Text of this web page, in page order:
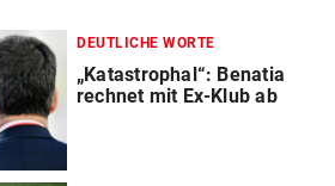
DEUTLICHE WORTE
„Katastrophal“: Benatia
rechnet mit Ex-Klub ab